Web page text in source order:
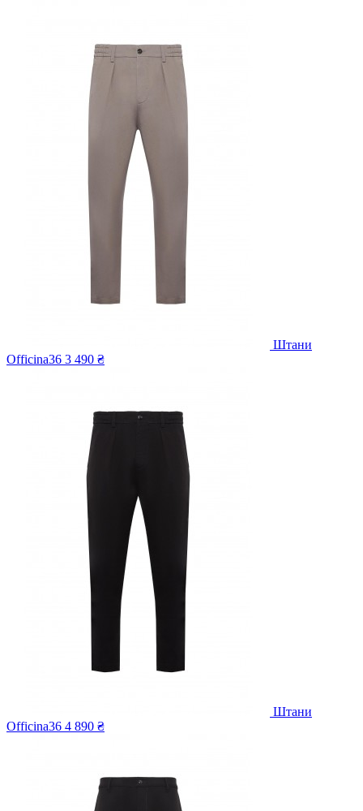
Штани
Officina36 3 490 ₴
Штани
Officina36 4 890 ₴